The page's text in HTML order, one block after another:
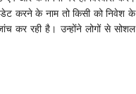
करने के नाम तो किसी को निवेश के
कर रही है। उन्होंने लोगों से सोशल